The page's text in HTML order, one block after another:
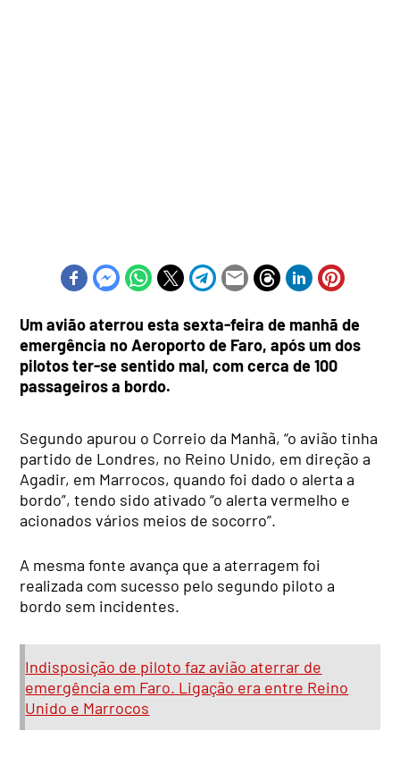
Um avião aterrou esta sexta-feira de manhã de
emergência no Aeroporto de Faro, após um dos
pilotos ter-se sentido mal, com cerca de 100
passageiros a bordo.
Segundo apurou o Correio da Manhã, “o avião tinha
partido de Londres, no Reino Unido, em direção a
Agadir, em Marrocos, quando foi dado o alerta a
bordo”, tendo sido ativado “o alerta vermelho e
acionados vários meios de socorro”.
A mesma fonte avança que a aterragem foi
realizada com sucesso pelo segundo piloto a
bordo sem incidentes.
Indisposição de piloto faz avião aterrar de
emergência em Faro. Ligação era entre Reino
Unido e Marrocos